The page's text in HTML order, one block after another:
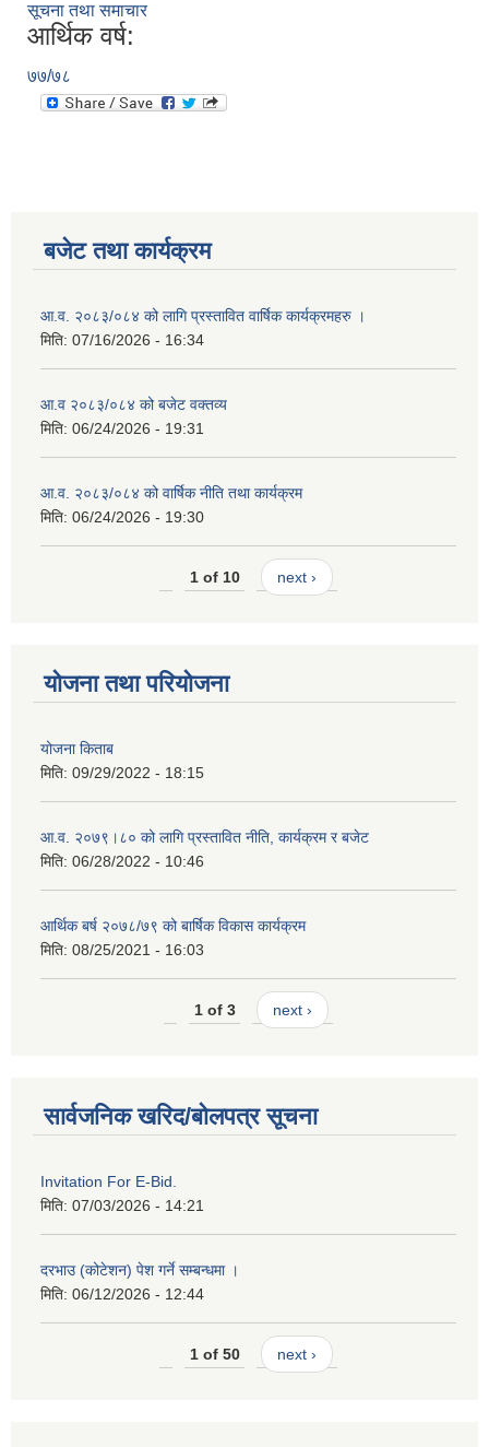
सूचना तथा समाचार
आर्थिक वर्ष:
७७/७८
बजेट तथा कार्यक्रम
आ.व. २०८३/०८४ को लागि प्रस्तावित वार्षिक कार्यक्रमहरु ।
मिति: 07/16/2026 - 16:34
आ.व २०८३/०८४ को बजेट वक्तव्य
मिति: 06/24/2026 - 19:31
आ.व. २०८३/०८४ को वार्षिक नीति तथा कार्यक्रम
मिति: 06/24/2026 - 19:30
1 of 10 next ›
योजना तथा परियोजना
योजना किताब
मिति: 09/29/2022 - 18:15
आ.व. २०७९।८० को लागि प्रस्तावित नीति, कार्यक्रम र बजेट
मिति: 06/28/2022 - 10:46
आर्थिक बर्ष २०७८/७९ को बार्षिक विकास कार्यक्रम
मिति: 08/25/2021 - 16:03
1 of 3 next ›
सार्वजनिक खरिद/बोलपत्र सूचना
Invitation For E-Bid.
मिति: 07/03/2026 - 14:21
दरभाउ (कोटेशन) पेश गर्ने सम्बन्धमा ।
मिति: 06/12/2026 - 12:44
1 of 50 next ›